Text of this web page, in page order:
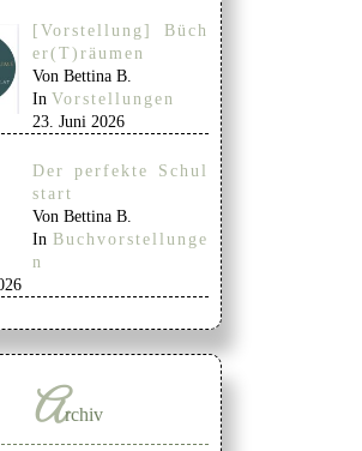
[Vorstellung] Büch
er(T)räumen
Von Bettina B.
In Vorstellungen
23. Juni 2026
Der perfekte Schul
start
Von Bettina B.
In Buchvorstellunge
n
Archiv